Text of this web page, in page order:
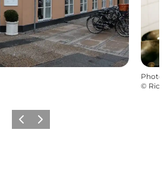
Photo
©
Previous
Next